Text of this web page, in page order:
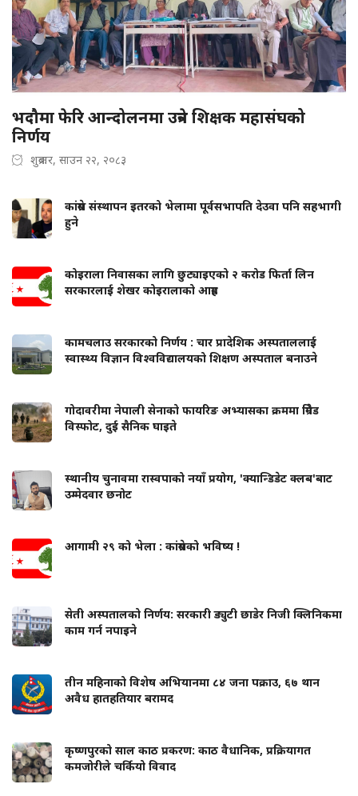
भदौमा फेरि आन्दोलनमा उत्रने शिक्षक महासंघको
निर्णय
शुक्रबार, साउन २२, २०८३
कांग्रेस संस्थापन इतरको भेलामा पूर्वसभापति देउवा पनि सहभागी
हुने
कोइराला निवासका लागि छुट्याइएको २ करोड फिर्ता लिन
सरकारलाई शेखर कोइरालाको आग्रह
कामचलाउ सरकारको निर्णय : चार प्रादेशिक अस्पताललाई
स्वास्थ्य विज्ञान विश्वविद्यालयको शिक्षण अस्पताल बनाउने
गोदावरीमा नेपाली सेनाको फायरिङ अभ्यासका क्रममा ग्रिनेड
विस्फोट, दुई सैनिक घाइते
स्थानीय चुनावमा रास्वपाको नयाँ प्रयोग, 'क्यान्डिडेट क्लब'बाट
उम्मेदवार छनोट
आगामी २९ को भेला : कांग्रेसको भविष्य !
सेती अस्पतालको निर्णय: सरकारी ड्युटी छाडेर निजी क्लिनिकमा
काम गर्न नपाइने
तीन महिनाको विशेष अभियानमा ८४ जना पक्राउ, ६७ थान
अवैध हातहतियार बरामद
कृष्णपुरको साल काठ प्रकरण: काठ वैधानिक, प्रक्रियागत
कमजोरीले चर्कियो विवाद